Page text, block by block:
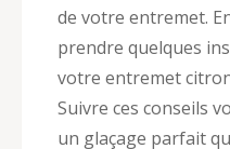
de votre entremet.
prendre quelques
votre entremet
Suivre ces conseils
un glaçage parfait